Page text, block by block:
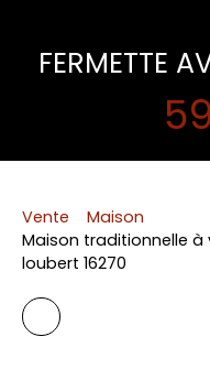
FERMETTE
Vente
Maison
Maison traditionnelle à
loubert 16270